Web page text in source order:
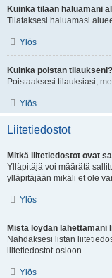
Kuinka tilaan haluamani
Tilataksesi haluamasi
Ylös
Kuinka poistan tilaukseni?
Poistaaksesi tilauksiasi,
Ylös
Liitetiedostot
Mitkä liitetiedostot ovat
Ylläpitäjä voi määrätä
ylläpitäjään mikäli et ole
Ylös
Mistä löydän lähettämäni
Nähdäksesi listan
liitetiedostot-osioon.
Ylös